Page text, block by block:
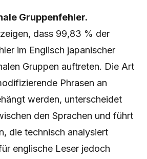
Gruppenfehler.
dass 99,83 % der
im Englisch japanischer
Gruppen auftreten. Die Art
Phrasen an
werden, unterscheidet
den Sprachen und führt
die technisch analysiert
englische Leser jedoch